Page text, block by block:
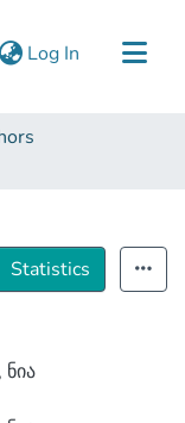
Log In (current)
Statistics
ნია